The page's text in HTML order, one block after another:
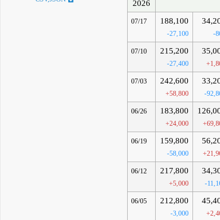
2026
07/17 188,100
-27,100 -
07/10 215,200
-27,400
07/03 242,600
+58,800 -
06/26 183,800
+24,000
06/19 159,800
-58,000
06/12 217,800
+5,000 -
06/05 212,800
-3,000